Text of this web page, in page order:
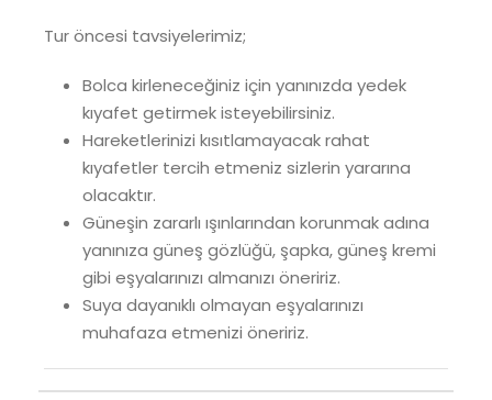
Tur öncesi tavsiyelerimiz;
Bolca kirleneceğiniz için yanınızda yedek
kıyafet getirmek isteyebilirsiniz.
Hareketlerinizi kısıtlamayacak rahat
kıyafetler tercih etmeniz sizlerin yararına
olacaktır.
Güneşin zararlı ışınlarından korunmak adına
yanınıza güneş gözlüğü, şapka, güneş kremi
gibi eşyalarınızı almanızı öneririz.
Suya dayanıklı olmayan eşyalarınızı
muhafaza etmenizi öneririz.